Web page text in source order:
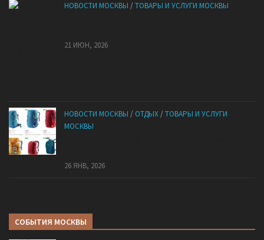
НОВОСТИ МОСКВЫ /ТОВАРЫ И УСЛУГИ МОСКВЫ
21 ИЮН, 2026
НОВОСТИ МОСКВЫ / ОТДЫХ /ТОВАРЫ И УСЛУГИ
МОСКВЫ
26 ЯНВ, 2026
СОБЫТИЯ МОСКВЫ